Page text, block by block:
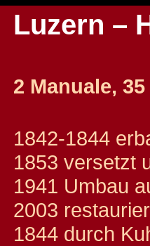
Luzern –
2 Manuale,
1842-1844
1853 versetzt
1941 Umbau
2003
1844 durch